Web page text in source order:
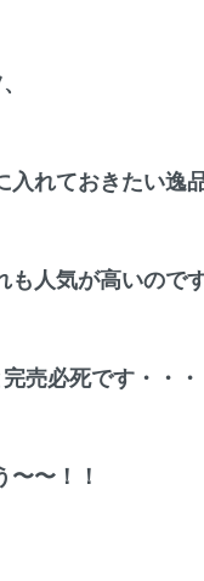
入れておきたい逸
人気が高いのです
売必死です・・・
〜！！